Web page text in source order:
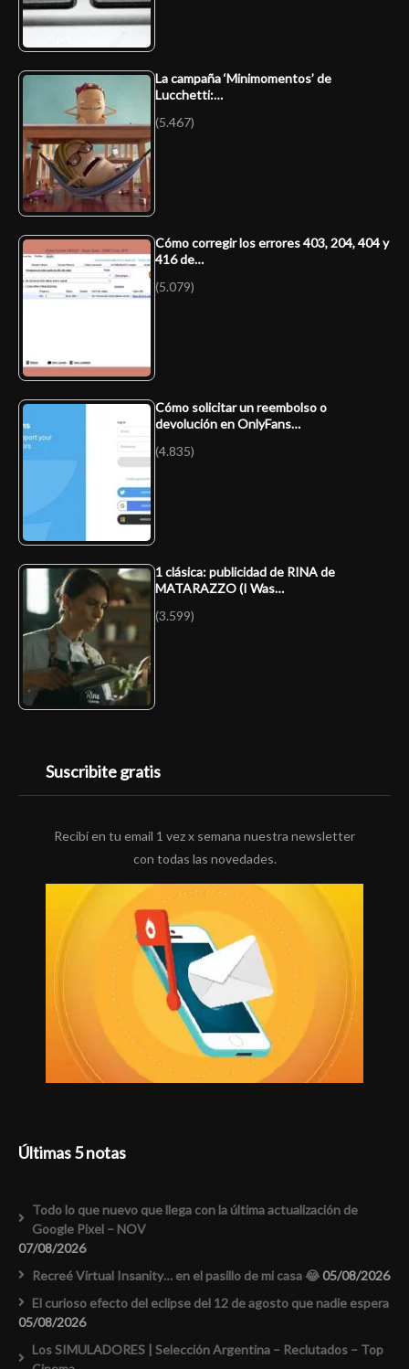
La campaña ‘Minimomentos’ de
Lucchetti:…
(5.467)
Cómo corregir los errores 403, 204, 404 y
416 de…
(5.079)
Cómo solicitar un reembolso o
devolución en OnlyFans…
(4.835)
1 clásica: publicidad de RINA de
MATARAZZO (I Was…
(3.599)
Suscribite gratis
Recibí en tu email 1 vez x semana nuestra newsletter
con todas las novedades.
Últimas 5 notas
Todo lo que nuevo que llega con la última actualización de
Google Pixel – NOV
07/08/2026
Recreé Virtual Insanity… en el pasillo de mi casa 😂05/08/2026
El curioso efecto del eclipse del 12 de agosto que nadie espera
05/08/2026
Los SIMULADORES | Selección Argentina – Reclutados – Top